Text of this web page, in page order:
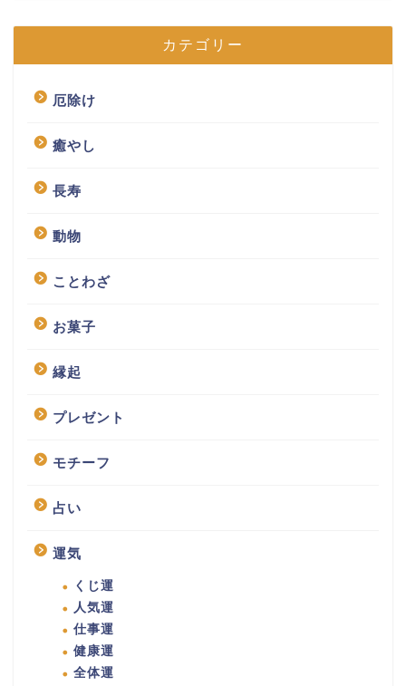
カテゴリー
厄除け
癒やし
長寿
動物
ことわざ
お菓子
縁起
プレゼント
モチーフ
占い
運気
くじ運
人気運
仕事運
健康運
全体運